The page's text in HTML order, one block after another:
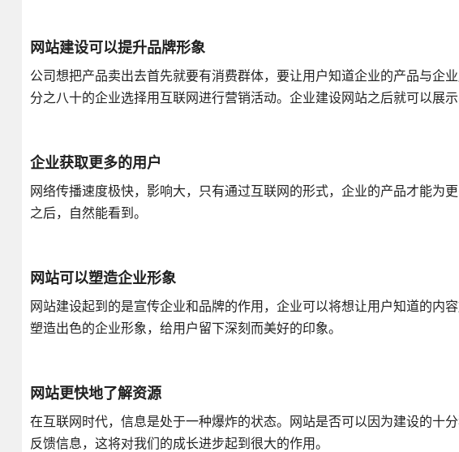
网站建设可以提升品牌形象
公司想把产品卖出去首先就要有消费群体，要让用户知道企业的产品与企
分之八十的企业选择用互联网进行营销活动。企业建设网站之后就可以展
企业获取更多的用户
网络传播速度极快，影响大，只有通过互联网的形式，企业的产品才能为
之后，自然能看到。
网站可以塑造企业形象
网站建设起到的是宣传企业和品牌的作用，企业可以将想让用户知道的内
塑造出色的企业形象，给用户留下深刻而美好的印象。
网站更快地了解资源
在互联网时代，信息是处于一种爆炸的状态。网站是否可以因为建设的十
反馈信息，这将对我们的成长进步起到很大的作用。